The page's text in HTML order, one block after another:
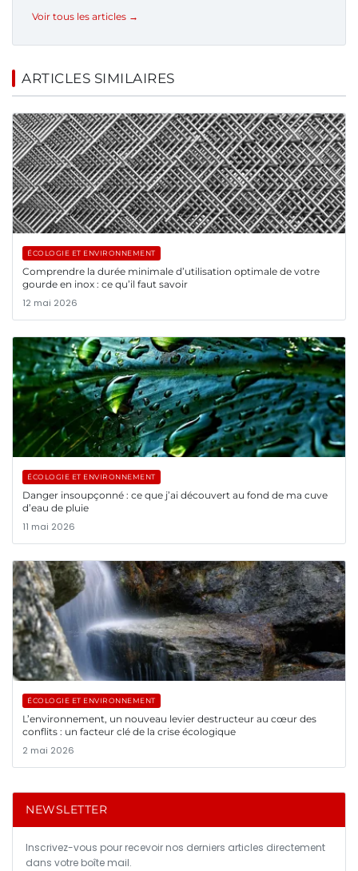
Voir tous les articles →
ARTICLES SIMILAIRES
ÉCOLOGIE ET ENVIRONNEMENT
Comprendre la durée minimale d’utilisation optimale de votre
gourde en inox : ce qu’il faut savoir
12 mai 2026
ÉCOLOGIE ET ENVIRONNEMENT
Danger insoupçonné : ce que j’ai découvert au fond de ma cuve
d’eau de pluie
11 mai 2026
ÉCOLOGIE ET ENVIRONNEMENT
L’environnement, un nouveau levier destructeur au cœur des
conflits : un facteur clé de la crise écologique
2 mai 2026
NEWSLETTER
Inscrivez-vous pour recevoir nos derniers articles directement
dans votre boîte mail.